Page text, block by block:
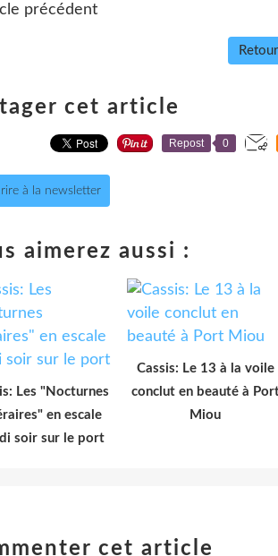
précédent
cet article
Repost 0
à la newsletter
aimerez aussi :
Les "Nocturnes
en escale
soir sur le port
Cassis: Le 13 à la voile
conclut en beauté à
Miou
cet article